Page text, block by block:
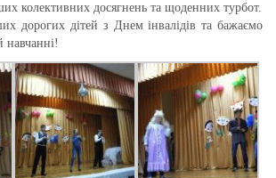
колективних досягнень та щоденних турбот.
дорогих дітей з Днем інвалідів та бажаємо
навчанні!